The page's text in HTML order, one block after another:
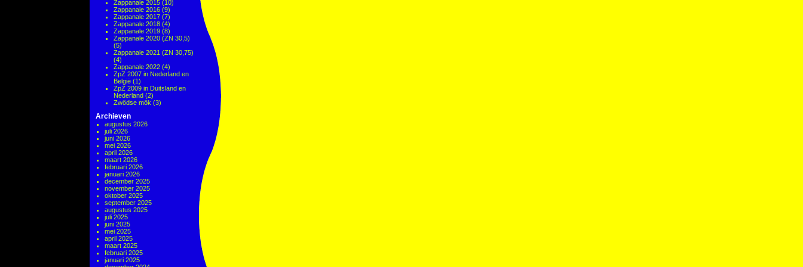
Zappanale 2015 (10)
Zappanale 2016 (9)
Zappanale 2017 (7)
Zappanale 2018 (4)
Zappanale 2019 (8)
Zappanale 2020 (ZN 30,5)
(5)
Zappanale 2021 (ZN 30,75)
(4)
Zappanale 2022 (4)
ZpZ 2007 in Nederland en
België (1)
ZpZ 2009 in Duitsland en
Nederland (2)
Zwödse mök (3)
Archieven
augustus 2026
juli 2026
juni 2026
mei 2026
april 2026
maart 2026
februari 2026
januari 2026
december 2025
november 2025
oktober 2025
september 2025
augustus 2025
juli 2025
juni 2025
mei 2025
april 2025
maart 2025
februari 2025
januari 2025